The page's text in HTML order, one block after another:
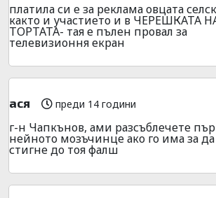
платила си е за реклама овцата
както и участието и в ЧЕРЕШКАТА
ТОРТАТА- тая е пълен провал за
телевизионня екран
ася преди 14 години
г-н Чапкънов, ами разсъблечете
нейното мозъчинце ако го има за да
стигне до тоя фалш